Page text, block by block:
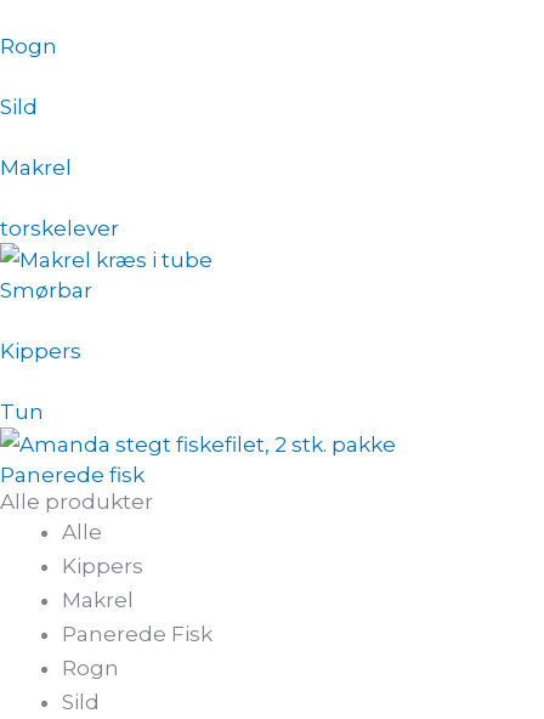
Rogn
Sild
Makrel
torskelever
Smørbar
Kippers
Tun
Panerede fisk
Alle produkter
Alle
Kippers
Makrel
Panerede Fisk
Rogn
Sild